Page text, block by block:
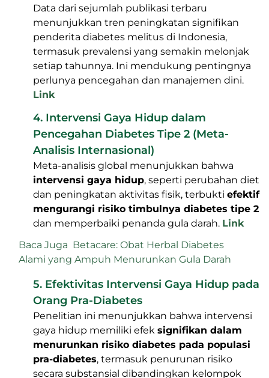
Data dari sejumlah publikasi terbaru
menunjukkan tren peningkatan signifikan
penderita diabetes melitus di Indonesia,
termasuk prevalensi yang semakin melonjak
setiap tahunnya. Ini mendukung pentingnya
perlunya pencegahan dan manajemen dini.
Link
4. Intervensi Gaya Hidup dalam
Pencegahan Diabetes Tipe 2 (Meta-
Analisis Internasional)
Meta-analisis global menunjukkan bahwa
intervensi gaya hidup, seperti perubahan diet
dan peningkatan aktivitas fisik, terbukti efektif
mengurangi risiko timbulnya diabetes tipe 2
dan memperbaiki penanda gula darah. Link
Baca Juga Betacare: Obat Herbal Diabetes
Alami yang Ampuh Menurunkan Gula Darah
5. Efektivitas Intervensi Gaya Hidup pada
Orang Pra-Diabetes
Penelitian ini menunjukkan bahwa intervensi
gaya hidup memiliki efek signifikan dalam
menurunkan risiko diabetes pada populasi
pra-diabetes, termasuk penurunan risiko
secara substansial dibandingkan kelompok